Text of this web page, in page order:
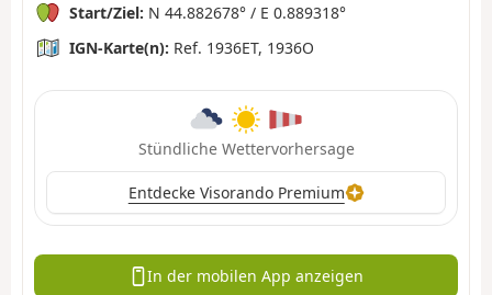
Start/Ziel: N 44.882678° / E 0.889318°
IGN-Karte(n): Ref. 1936ET, 1936O
Stündliche Wettervorhersage
Entdecke Visorando Premium
In der mobilen App anzeigen